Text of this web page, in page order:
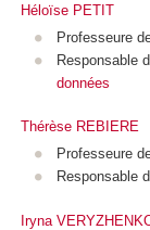
Héloïse PETIT
Professeure
Responsable
données
Thérèse REBIERE
Professeure
Responsable
Iryna